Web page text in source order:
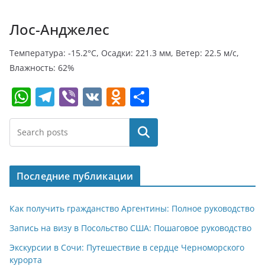
Лос-Анджелес
Температура: -15.2°C, Осадки: 221.3 мм, Ветер: 22.5 м/с,
Влажность: 62%
W
h
at
s
A
p
p
T
el
e
gr
a
m
Vi
b
V
K
O
d
o
kl
a
ss
ni
ki
т
п
р
в
и
т
ь
Поиск
Последние публикации
Как получить гражданство Аргентины: Полное руководство
Запись на визу в Посольство США: Пошаговое руководство
Экскурсии в Сочи: Путешествие в сердце Черноморского
курорта